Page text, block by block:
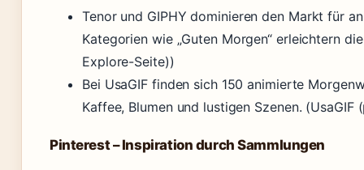
Tenor und GIPHY dominieren den Markt für
Kategorien wie „Guten Morgen“ erleichtern
Explore-Seite))
Bei UsaGIF finden sich 150 animierte
Kaffee, Blumen und lustigen Szenen. (UsaGIF
Pinterest – Inspiration durch Sammlungen